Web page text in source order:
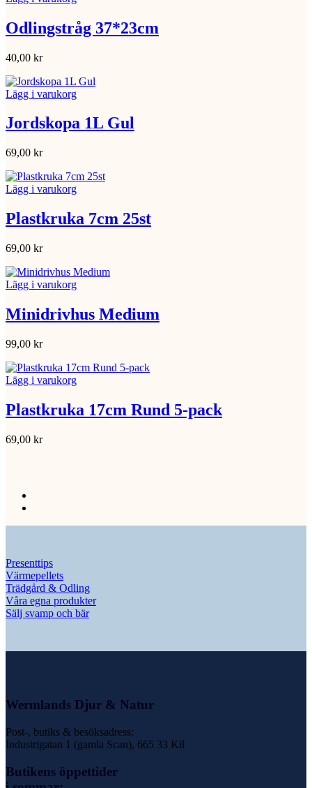
Odlingstråg 37*23cm
40,00 kr
Lägg i varukorg
Jordskopa 1L Gul
69,00 kr
Lägg i varukorg
Plastkruka 7cm 25st
69,00 kr
Lägg i varukorg
Minidrivhus Medium
99,00 kr
Lägg i varukorg
Plastkruka 17cm Rund 5-pack
69,00 kr
Presenttips
Värmepellets
Trädgård & Odling
Våra egna produkter
Sälj svamp och bär
Wermlands Djur & Natur
Post-, butiks & besöksadress:
Industrigatan 1 (gamla Scan), 665 33 Kil
Butikens öppettider